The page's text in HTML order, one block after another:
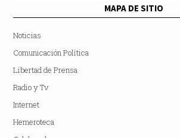
MAPA DE SITIO
Noticias
Comunicación Política
Libertad de Prensa
Radio y Tv
Internet
Hemeroteca